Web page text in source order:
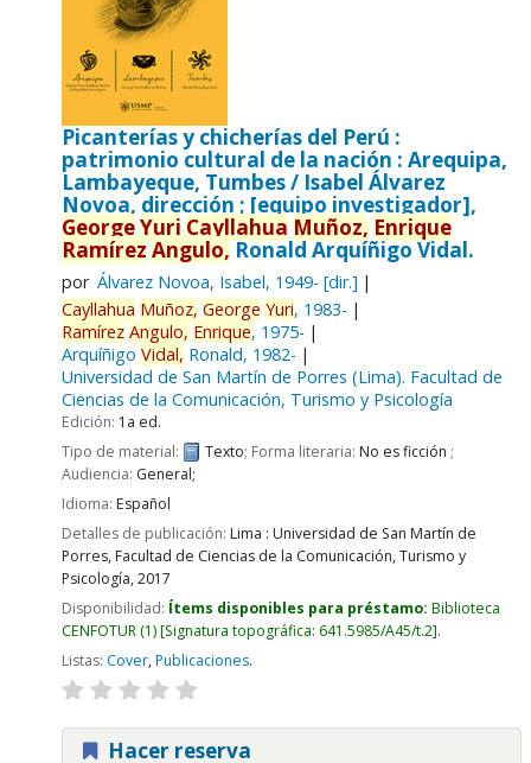
Picanterías y chicherías del Perú :
patrimonio cultural de la nación : Arequipa,
Lambayeque, Tumbes / Isabel Álvarez
Novoa, dirección ; [equipo investigador],
GeorgeYuri Cayllahua Muñoz, Enrique
Ramírez Angulo,Ronald Arquíñigo Vidal.
por Álvarez Novoa, Isabel, 1949- [dir.]
Cayllahua Muñoz, George Yuri, 1983-
Ramírez Angulo, Enrique, 1975-
Arquíñigo Vidal, Ronald, 1982-
Universidad de San Martín de Porres (Lima). Facultad de
Ciencias de la Comunicación, Turismo y Psicología
Edición: 1a ed.
Tipo de material:
Texto; Forma literaria: No es ficción ;
Audiencia: General;
Idioma: Español
Detalles de publicación: Lima : Universidad de San Martín de
Porres, Facultad de Ciencias de la Comunicación, Turismo y
Psicología,2017
Disponibilidad: Ítems disponibles para préstamo: Biblioteca
CENFOTUR(1) Signatura topográfica: 641.5985/A45/t.2 .
Listas: Cover,Publicaciones.
Hacer reserva